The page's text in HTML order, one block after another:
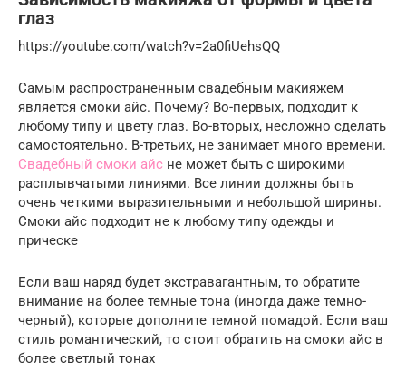
глаз
https://youtube.com/watch?v=2a0fiUehsQQ
Самым распространенным свадебным макияжем
является смоки айс. Почему? Во-первых, подходит к
любому типу и цвету глаз. Во-вторых, несложно сделать
самостоятельно. В-третьих, не занимает много времени.
Свадебный смоки айс не может быть с широкими
расплывчатыми линиями. Все линии должны быть
очень четкими выразительными и небольшой ширины.
Смоки айс подходит не к любому типу одежды и
прическе
Если ваш наряд будет экстравагантным, то обратите
внимание на более темные тона (иногда даже темно-
черный), которые дополните темной помадой. Если ваш
стиль романтический, то стоит обратить на смоки айс в
более светлый тонах